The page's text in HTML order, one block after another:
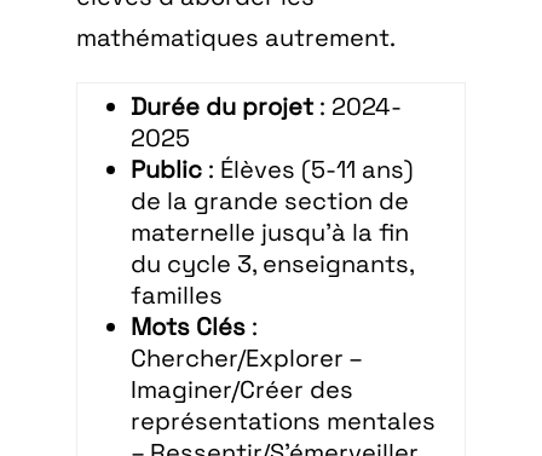
mathématiques autrement.
Duréedu projet: 2024-
2025
Public : Élèves (5-11 ans)
de la grande section de
maternelle jusqu’à la fin
du cycle 3, enseignants,
familles
Mots Clés:
Chercher/Explorer –
Imaginer/Créer des
représentations mentales